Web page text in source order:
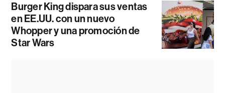
Burger King dispara sus ventas
en EE.UU. con un nuevo
Whopper y una promoción de
Star Wars